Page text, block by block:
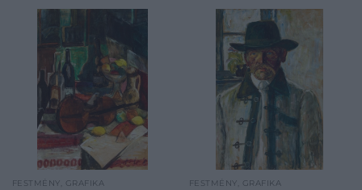
FESTMÉNY, GRAFIKA FESTMÉNY, GRAFIKA